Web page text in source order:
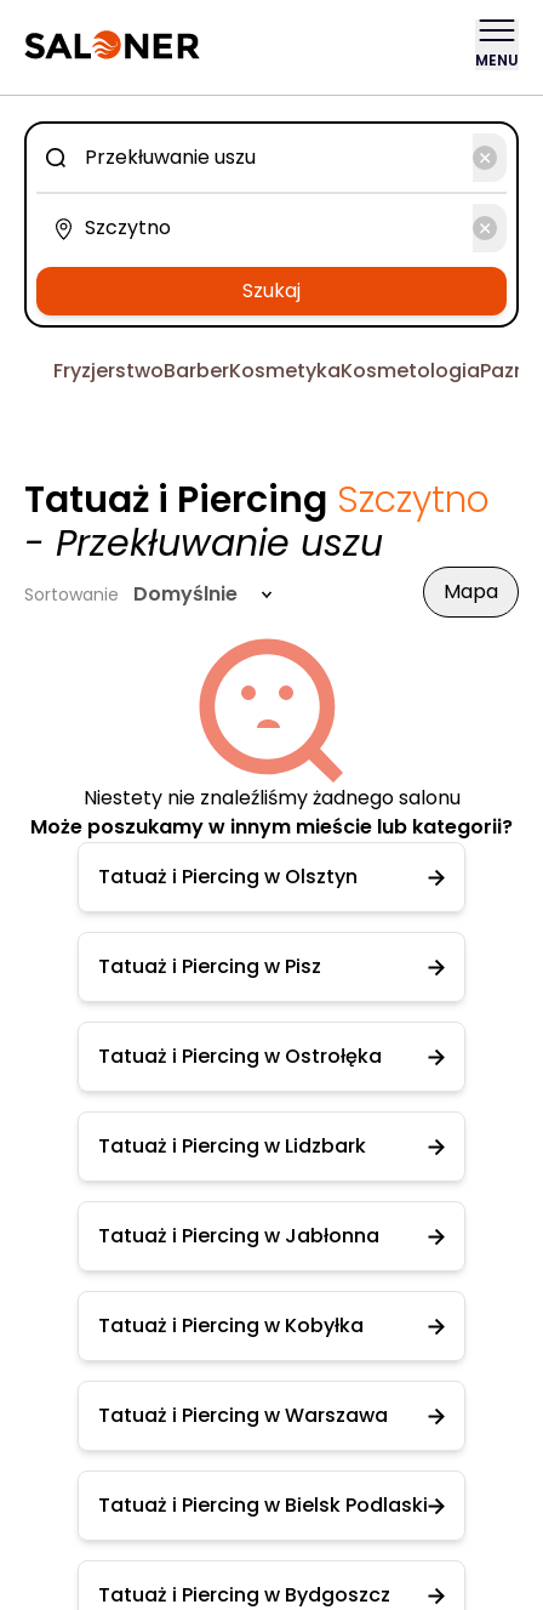
MENU
Szukaj
FryzjerstwoBarberKosmetykaKosmetologia
Tatuaż i Piercing Szczytno
- Przekłuwanie uszu
Sortowanie Domyślnie Mapa
Niestety nie znaleźliśmy żadnego salonu
Może poszukamy w innym mieście lub kategorii?
Tatuaż i Piercing w Olsztyn
Tatuaż i Piercing w Pisz
Tatuaż i Piercing w Ostrołęka
Tatuaż i Piercing w Lidzbark
Tatuaż i Piercing w Jabłonna
Tatuaż i Piercing w Kobyłka
Tatuaż i Piercing w Warszawa
Tatuaż i Piercing w Bielsk Podlaski
Tatuaż i Piercing w Bydgoszcz